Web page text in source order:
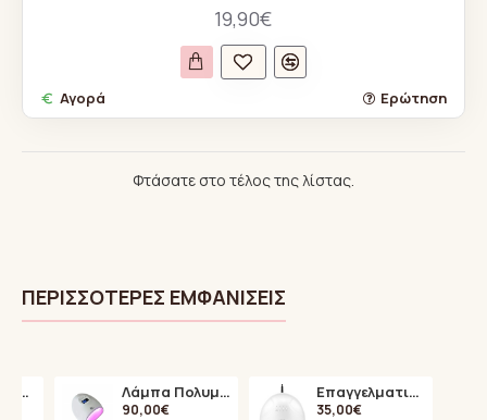
19,90€
Αγορά Ερώτηση
Φτάσατε στο τέλος της λίστας.
ΠΕΡΙΣΣΌΤΕΡΕΣ ΕΜΦΑΝΊΣΕΙΣ
Tea Tree Oil για Θεραπεία των Μυκητών στα Νύχια 15ml Λάμπα Πολυμερισμού LED A6
90,00€
Επαγγελματική Λάμπα Πολυμερισμού 48Watt UV / LED SUN ONE
35,00€